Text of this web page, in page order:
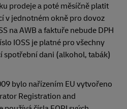
prodeje a poté měsíčně platit
v jednotném okně pro dovoz
na AWB a faktuře nebude DPH
IOSS je platné pro všechny
spotřební dani (alkohol, tabák)
bylo nařízením EU vytvořeno
Registration and